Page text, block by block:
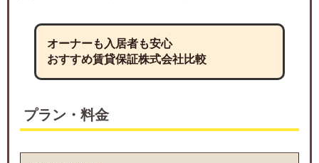
オーナーも入居者も安心
おすすめ賃貸保証株式会社比較
プラン・料金